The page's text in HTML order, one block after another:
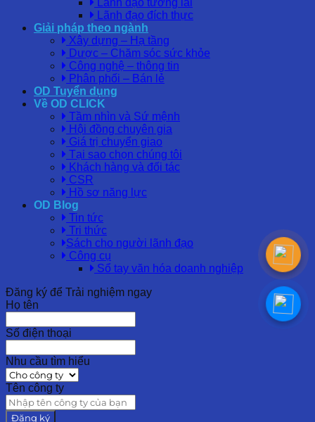
Lãnh đạo tương lai
Lãnh đạo đích thực
Giải pháp theo ngành
Xây dựng – Hạ tầng
Dược – Chăm sóc sức khỏe
Công nghệ – thông tin
Phân phối – Bán lẻ
OD Tuyển dụng
Về OD CLICK
Tầm nhìn và Sứ mệnh
Hội đồng chuyên gia
Giá trị chuyển giao
Tại sao chọn chúng tôi
Khách hàng và đối tác
CSR
Hồ sơ năng lực
OD Blog
Tin tức
Tri thức
Sách cho người lãnh đạo
Công cụ
Sổ tay văn hóa doanh nghiệp
Đăng ký để Trải nghiệm ngay
Họ tên
Số điện thoại
Nhu cầu tìm hiểu
Tên công ty
Đăng ký